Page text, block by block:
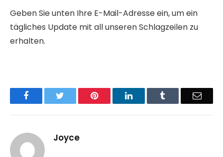
Geben Sie unten Ihre E-Mail-Adresse ein, um ein
tägliches Update mit all unseren Schlagzeilen zu
erhalten.
Facebook Pinterest LinkedIn Email
Joyce